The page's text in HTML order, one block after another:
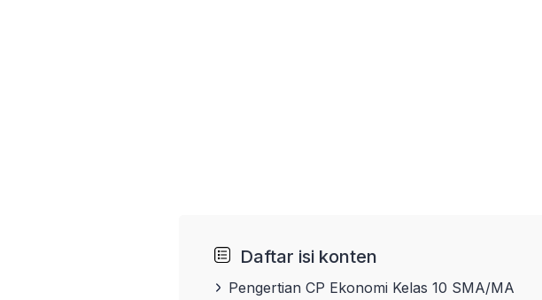
Daftar isi konten
Pengertian CP Ekonomi Kelas 10 SMA/MA